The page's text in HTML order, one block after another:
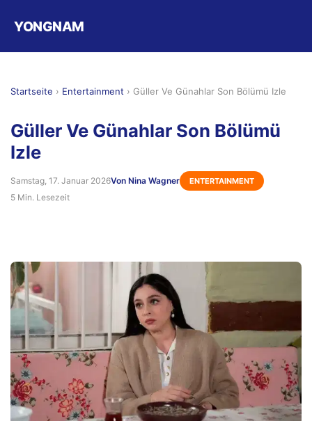
YONGNAM
Startseite › Entertainment › Güller Ve Günahlar Son Bölümü Izle
Güller Ve Günahlar Son Bölümü
Izle
Samstag, 17. Januar 2026Von Nina Wagner ENTERTAINMENT
5 Min. Lesezeit